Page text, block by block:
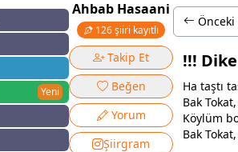
Yeni
Ahbab Hasaani
126 şiiri kayıtlı
Takip Et
Beğen
Yorum
Şiirgram
Önceki
!!!
​Ha taştı
Bak
Köylüm
Bak